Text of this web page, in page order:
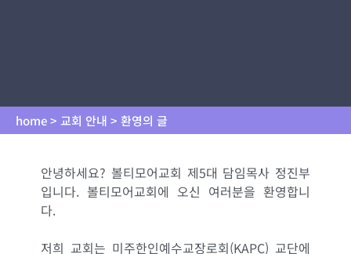
home > 교회 안내 > 환영의 글
안녕하세요? 볼티모어교회 제5대 담임목사 정진부
입니다. 볼티모어교회에 오신 여러분을 환영합니
다.
저희 교회는 미주한인예수교장로회(KAPC) 교단에